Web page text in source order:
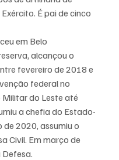
É pai de cinco
em Belo
alcançou o
fevereiro de 2018 e
federal no
Militar do Leste até
a chefia do Estado-
2020, assumiu o
Civil. Em março de